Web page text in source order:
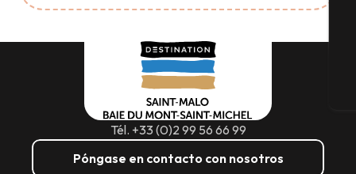
Tél. +33 (0)2 99 56 66 99
Póngase en contacto con nosotros